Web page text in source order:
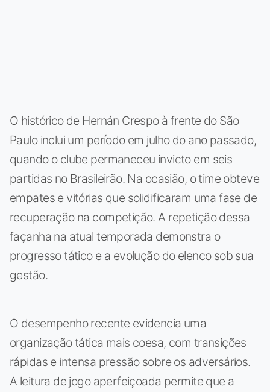
O histórico de Hernán Crespo à frente do São
Paulo inclui um período em julho do ano passado,
quando o clube permaneceu invicto em seis
partidas no Brasileirão. Na ocasião, o time obteve
empates e vitórias que solidificaram uma fase de
recuperação na competição. A repetição dessa
façanha na atual temporada demonstra o
progresso tático e a evolução do elenco sob sua
gestão.
O desempenho recente evidencia uma
organização tática mais coesa, com transições
rápidas e intensa pressão sobre os adversários.
A leitura de jogo aperfeiçoada permite que a